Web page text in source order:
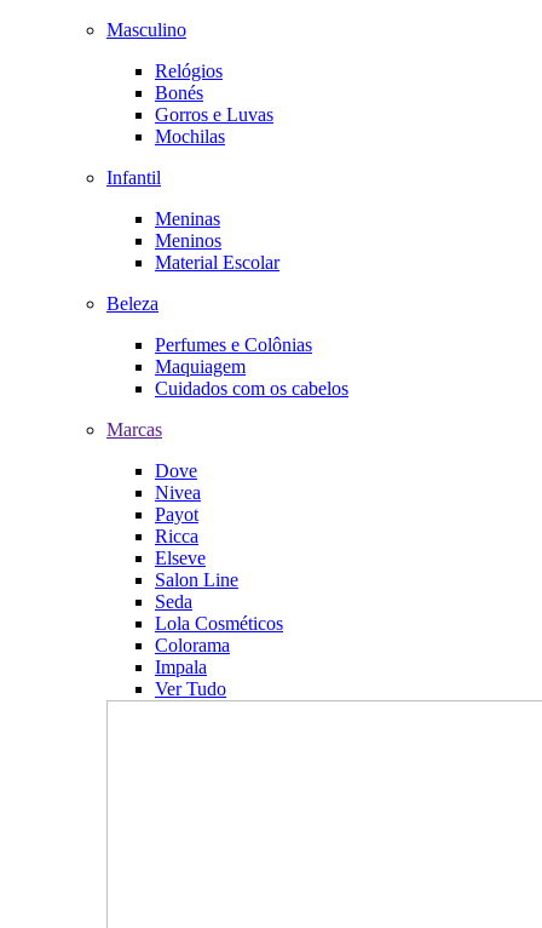
Masculino
Relógios
Bonés
Gorros e Luvas
Mochilas
Infantil
Meninas
Meninos
Material Escolar
Beleza
Perfumes e Colônias
Maquiagem
Cuidados com os cabelos
Marcas
Dove
Nivea
Payot
Ricca
Elseve
Salon Line
Seda
Lola Cosméticos
Colorama
Impala
Ver Tudo